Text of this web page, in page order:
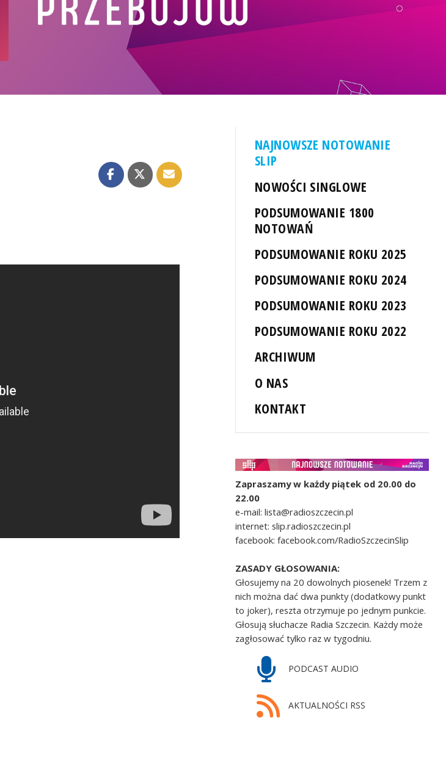
NAJNOWSZE NOTOWANIE
SLIP
NOWOŚCI SINGLOWE
PODSUMOWANIE 1800
NOTOWAŃ
PODSUMOWANIE ROKU 2025
PODSUMOWANIE ROKU 2024
PODSUMOWANIE ROKU 2023
PODSUMOWANIE ROKU 2022
ARCHIWUM
O NAS
KONTAKT
Zapraszamy w każdy piątek od 20.00 do
22.00
e-mail: lista@radioszczecin.pl
internet: slip.radioszczecin.pl
facebook: facebook.com/RadioSzczecinSlip
ZASADY GŁOSOWANIA:
Głosujemy na 20 dowolnych piosenek! Trzem z
nich można dać dwa punkty (dodatkowy punkt
to joker), reszta otrzymuje po jednym punkcie.
Głosują słuchacze Radia Szczecin. Każdy może
zagłosować tylko raz w tygodniu.
PODCAST AUDIO
AKTUALNOŚCI RSS